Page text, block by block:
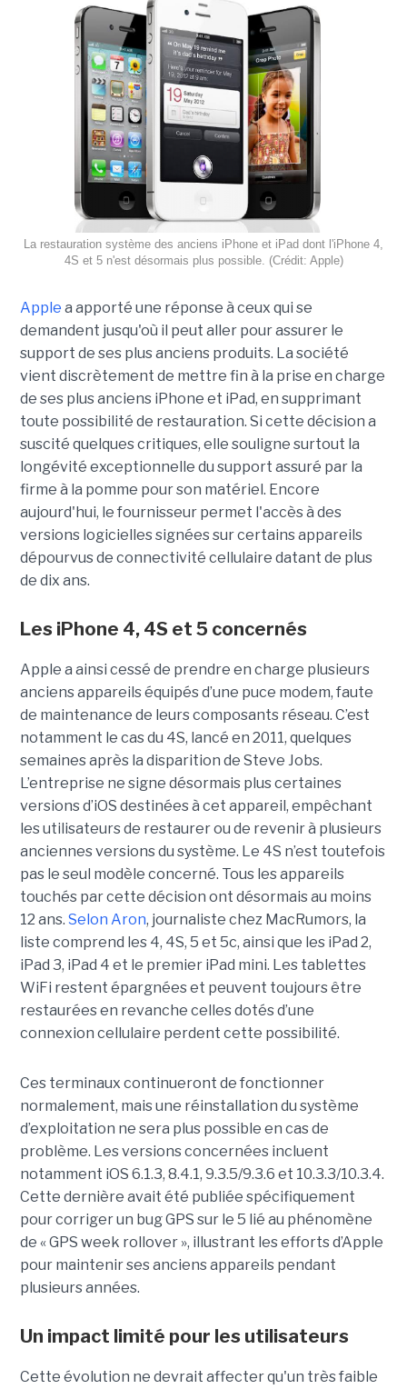
La restauration système des anciens iPhone et iPad dont l'iPhone 4,
4S et 5 n'est désormais plus possible. (Crédit: Apple)
Apple a apporté une réponse à ceux qui se
demandent jusqu'où il peut aller pour assurer le
support de ses plus anciens produits. La société
vient discrètement de mettre fin à la prise en charge
de ses plus anciens iPhone et iPad, en supprimant
toute possibilité de restauration. Si cette décision a
suscité quelques critiques, elle souligne surtout la
longévité exceptionnelle du support assuré par la
firme à la pomme pour son matériel. Encore
aujourd'hui, le fournisseur permet l'accès à des
versions logicielles signées sur certains appareils
dépourvus de connectivité cellulaire datant de plus
de dix ans.
Les iPhone 4, 4S et 5 concernés
Apple a ainsi cessé de prendre en charge plusieurs
anciens appareils équipés d’une puce modem, faute
de maintenance de leurs composants réseau. C’est
notamment le cas du 4S, lancé en 2011, quelques
semaines après la disparition de Steve Jobs.
L’entreprise ne signe désormais plus certaines
versions d’iOS destinées à cet appareil, empêchant
les utilisateurs de restaurer ou de revenir à plusieurs
anciennes versions du système. Le 4S n’est toutefois
pas le seul modèle concerné. Tous les appareils
touchés par cette décision ont désormais au moins
12 ans. Selon Aron, journaliste chez MacRumors, la
liste comprend les 4, 4S, 5 et 5c, ainsi que les iPad 2,
iPad 3, iPad 4 et le premier iPad mini. Les tablettes
WiFi restent épargnées et peuvent toujours être
restaurées en revanche celles dotés d’une
connexion cellulaire perdent cette possibilité.
Ces terminaux continueront de fonctionner
normalement, mais une réinstallation du système
d’exploitation ne sera plus possible en cas de
problème. Les versions concernées incluent
notamment iOS 6.1.3, 8.4.1, 9.3.5/9.3.6 et 10.3.3/10.3.4.
Cette dernière avait été publiée spécifiquement
pour corriger un bug GPS sur le 5 lié au phénomène
de « GPS week rollover », illustrant les efforts d’Apple
pour maintenir ses anciens appareils pendant
plusieurs années.
Un impact limité pour les utilisateurs
Cette évolution ne devrait affecter qu'un très faible